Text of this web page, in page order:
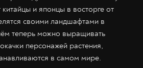
и японцы в восторге от
своими ландшафтами в
теперь можно выращивать
персонажей растения,
в самом мире.